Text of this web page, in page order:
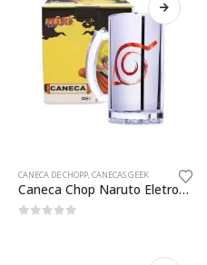
CANECA DE CHOPP,CANECAS GEEK
Caneca Chop Naruto Eletrostática 450ml Oficial